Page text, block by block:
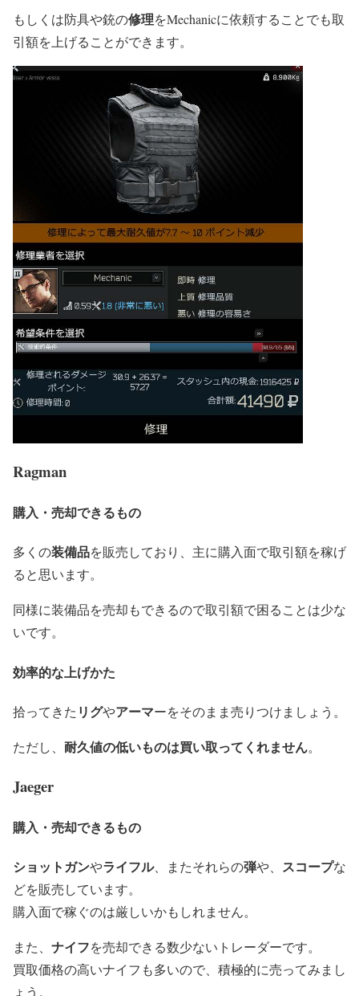
もしくは防具や銃の修理をMechanicに依頼することでも取
引額を上げることができます。
Ragman
購入・売却できるもの
多くの装備品を販売しており、主に購入面で取引額を稼げ
ると思います。
同様に装備品を売却もできるので取引額で困ることは少な
いです。
効率的な上げかた
拾ってきた リグやアーマーをそのまま売りつけましょう。
ただし、 耐久値の低いものは買い取ってくれません。
Jaeger
購入・売却できるもの
ショットガンやライフル、またそれらの弾や、 スコープな
どを販売しています。
購入面で稼ぐのは厳しいかもしれません。
また、 ナイフを売却できる数少ないトレーダーです。
買取価格の高いナイフも多いので、積極的に売ってみまし
ょう。